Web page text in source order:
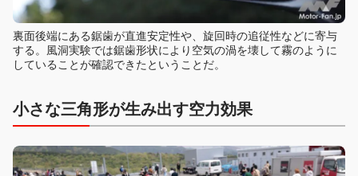
裏面後端にある鋸歯が直進安定性や、旋回時の追従性などに寄与
する。風洞実験では鋸歯形状により空気の渦を壊して霧のように
していることが確認できたということだ。
小さな三角形が生み出す空力効果